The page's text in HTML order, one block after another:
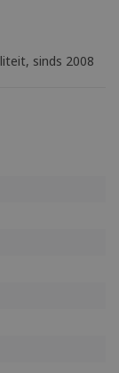
sinds 2008